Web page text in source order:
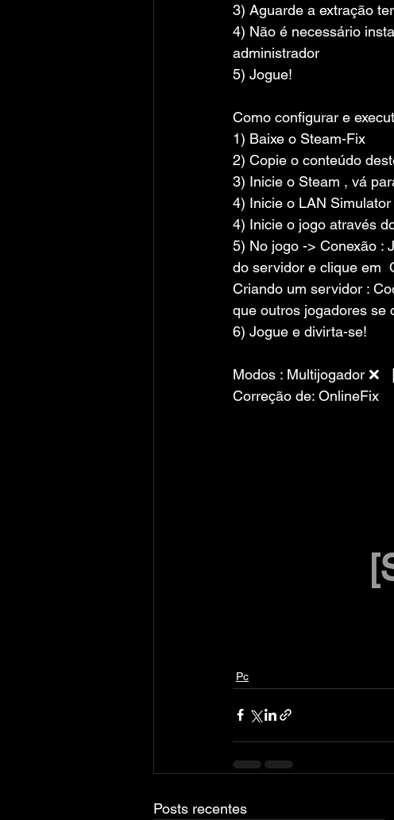
3) Aguarde a extração
4) Não é necessário
administrador
5) Jogue!
Como configurar e
1) Baixe o Steam-Fix
2) Copie o conteúdo
3) Inicie o Steam , vá
4) Inicie o LAN Simulator
4) Inicie o jogo através
5) No jogo -> Conexão :
do servidor e clique em
Criando um servidor :
que outros jogadores se
6) Jogue e divirta-se!
Modos : Multijogador ❌
Correção de: OnlineFix
Pc
Posts recentes